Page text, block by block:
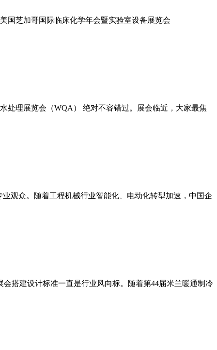
国芝加哥国际临床化学年会暨实验室设备展览会
理展览会（WQA） 绝对不容错过。展会临近，大家最焦
观众。随着工程机械行业智能化、电动化转型加速，中国企
搭建设计标准一直是行业风向标。随着第44届米兰暖通制冷